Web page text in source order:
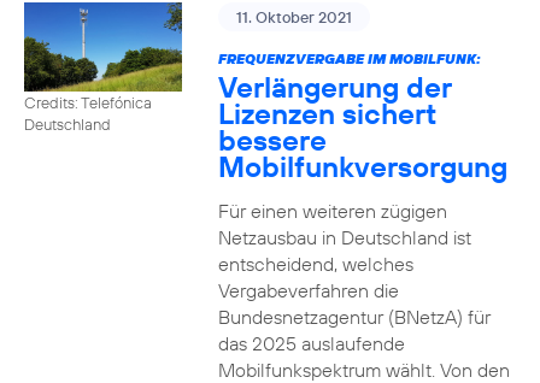
Credits: Telefónica
Deutschland
11. Oktober 2021
FREQUENZVERGABE IM MOBILFUNK:
Verlängerung der
Lizenzen sichert
bessere
Mobilfunkversorgung
Für einen weiteren zügigen
Netzausbau in Deutschland ist
entscheidend, welches
Vergabeverfahren die
Bundesnetzagentur (BNetzA) für
das 2025 auslaufende
Mobilfunkspektrum wählt. Von den